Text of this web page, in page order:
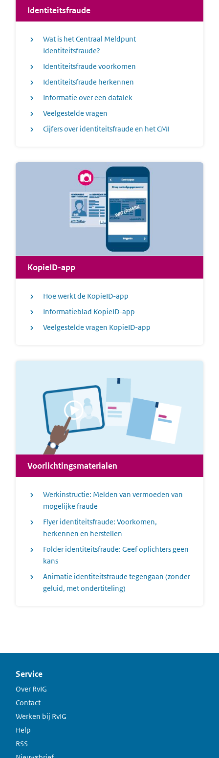
Identiteitsfraude
Wat is het Centraal Meldpunt
Identiteitsfraude?
Identiteitsfraude voorkomen
Identiteitsfraude herkennen
Informatie over een datalek
Veelgestelde vragen
Cijfers over identiteitsfraude en het CMI
KopieID-app
Hoe werkt de KopieID-app
Informatieblad KopieID-app
Veelgestelde vragen KopieID-app
Voorlichtingsmaterialen
Werkinstructie: Melden van vermoeden van
mogelijke fraude
Flyer identiteitsfraude: Voorkomen,
herkennen en herstellen
Folder identiteitsfraude: Geef oplichters geen
kans
Animatie identiteitsfraude tegengaan (zonder
geluid, met ondertiteling)
Service
Over RvIG
Contact
Werken bij RvIG
Help
RSS